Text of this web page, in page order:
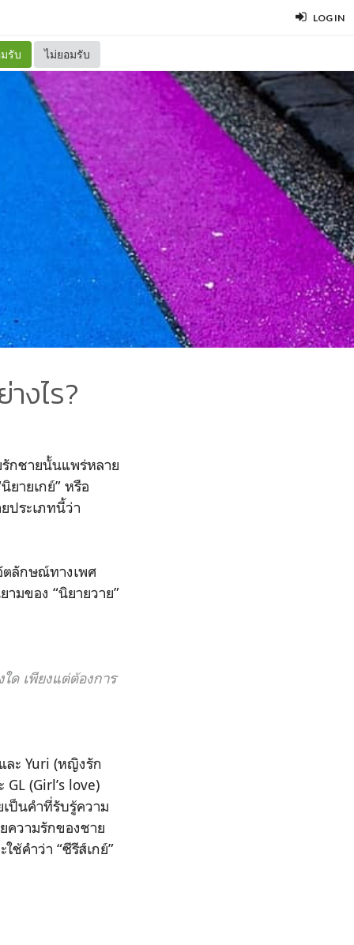
LOG IN
รับ ไม่ยอมรับ
งไร?
กชายนั้นแพร่หลาย
ยายเกย์” หรือ
ยประเภทนี้ว่า
ตลักษณ์ทางเพศ
มของ “นิยายวาย”
ด เพียงแต่ต้องการ
ละ Yuri (หญิงรัก
(Girl’s love)
ป็นคำที่รับรู้ความ
ความรักของชาย
ช้คำว่า “ซีรีส์เกย์”